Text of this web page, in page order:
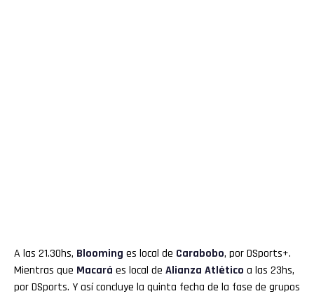
A las 21.30hs, Blooming es local de Carabobo, por DSports+.
Mientras que Macará es local de Alianza Atlético a las 23hs,
por DSports. Y así concluye la quinta fecha de la fase de grupos